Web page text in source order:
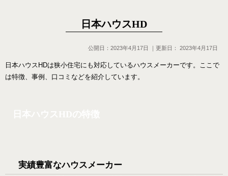
日本ハウスHD
公開日： 2023年4月17日 ｜更新日： 2023年4月17日
日本ハウスHDは狭小住宅にも対応しているハウスメーカーです。ここで
は特徴、事例、口コミなどを紹介しています。
実績豊富なハウスメーカー